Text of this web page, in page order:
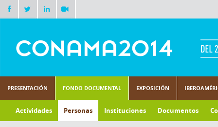
PRESENTACIÓN FONDO DOCUMENTAL EXPOSICIÓN
Actividades Personas Instituciones Documentos